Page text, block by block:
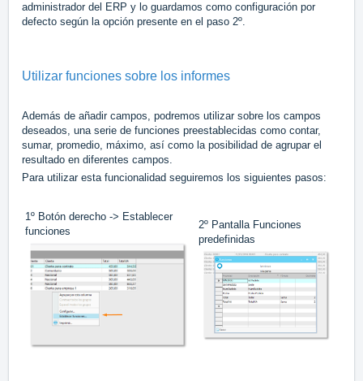
administrador del ERP y lo guardamos como configuración por
defecto según la opción presente en el paso 2º.
Utilizar funciones sobre los informes
Además de añadir campos, podremos utilizar sobre los campos
deseados, una serie de funciones preestablecidas como contar,
sumar, promedio, máximo, así como la posibilidad de agrupar el
resultado en diferentes campos.
Para utilizar esta funcionalidad seguiremos los siguientes pasos:
1º Botón derecho -> Establecer
funciones
2º Pantalla Funciones
predefinidas